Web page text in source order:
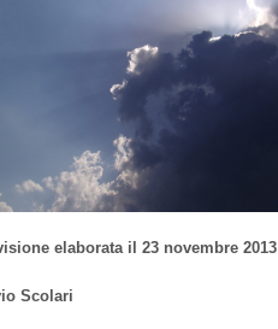
elaborata il 23 novembre 2013
Scolari